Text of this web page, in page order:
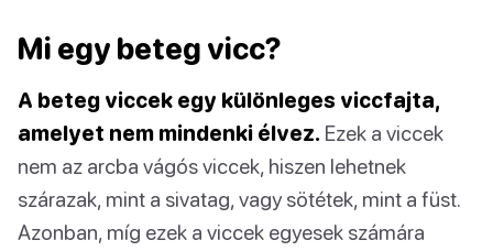
Mi egy beteg vicc?
A beteg viccek egy különleges viccfajta,
amelyet nem mindenki élvez. Ezek a viccek
nem az arcba vágós viccek, hiszen lehetnek
szárazak, mint a sivatag, vagy sötétek, mint a füst.
Azonban, míg ezek a viccek egyesek számára